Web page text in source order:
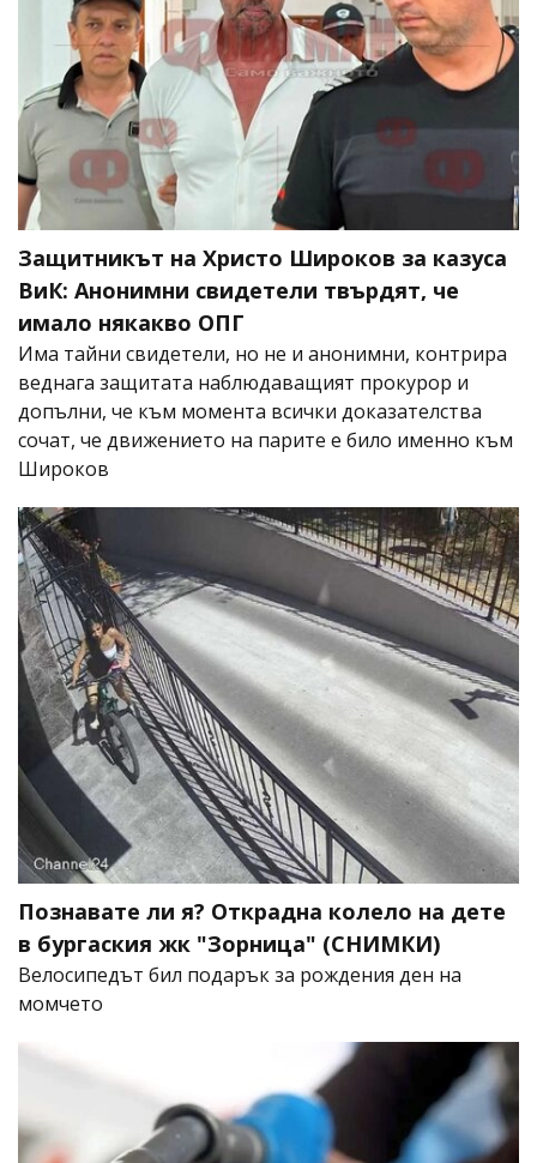
Защитникът на Христо Широков за казуса
ВиК: Анонимни свидетели твърдят, че
имало някакво ОПГ
Има тайни свидетели, но не и анонимни, контрира
веднага защитата наблюдаващият прокурор и
допълни, че към момента всички доказателства
сочат, че движението на парите е било именно към
Широков
Познавате ли я? Открадна колело на дете
в бургаския жк "Зорница" (СНИМКИ)
Велосипедът бил подарък за рождения ден на
момчето